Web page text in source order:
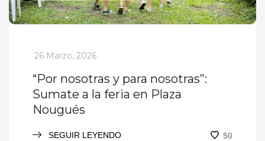
_
26 Marzo, 2026
“Por nosotras y para nosotras”:
Sumate a la feria en Plaza
Nougués
SEGUIR LEYENDO 50